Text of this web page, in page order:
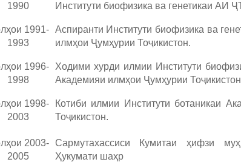
1990
Институти биофизика ва генетикаи АИ
1991-
1993
Аспиранти Институти биофизика ва
илмҳои Ҷумҳурии Тоҷикистон.
1996-
1998
Ходими хурди илмии Институти
Академияи илмҳои Ҷумҳурии
1998-
2003
Котиби илмии Институти ботаникаи
Тоҷикистон.
2003-
2005
Сармутахассиси Кумитаи ҳифзи
Ҳукумати шаҳр